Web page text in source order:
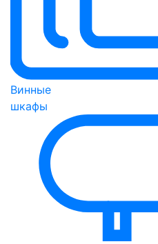
Винные
шкафы